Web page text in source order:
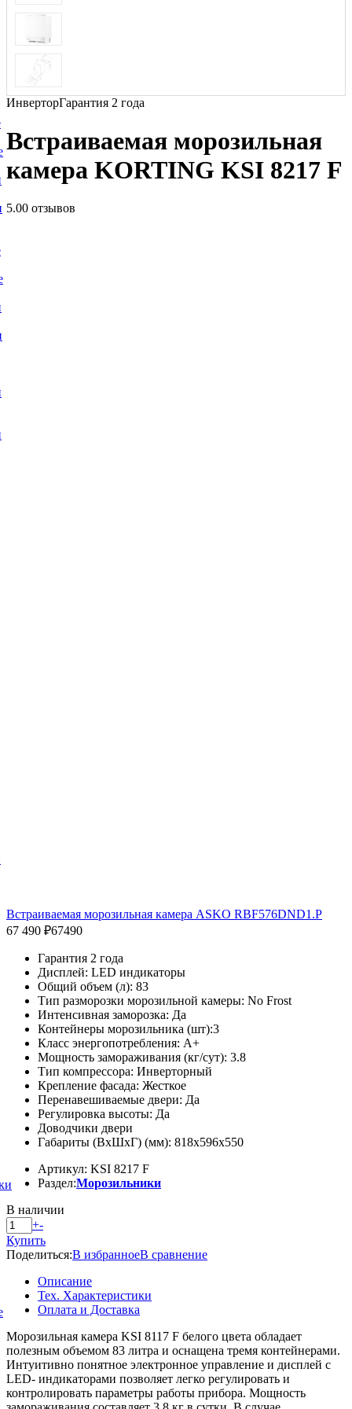
ИнверторГарантия 2 года
Встраиваемая морозильная
камера KORTING KSI 8217 F
5.00 отзывов
Встраиваемая морозильная камера ASKO RBF576DND1.P
67 490 ₽67490
Гарантия 2 года
Дисплей: LED индикаторы
Общий объем (л): 83
Тип разморозки морозильной камеры: No Frost
Интенсивная заморозка: Да
Контейнеры морозильника (шт):3
Класс энергопотребления: A+
Мощность замораживания (кг/сут): 3.8
Тип компрессора: Инверторный
Крепление фасада: Жесткое
Перенавешиваемые двери: Да
Регулировка высоты: Да
Доводчики двери
Габариты (ВхШхГ) (мм): 818х596х550
Артикул: KSI 8217 F
Раздел:Морозильники
В наличии
+-
Купить
Поделиться:В избранноеВ сравнение
Описание
Тех. Характеристики
Оплата и Доставка
Морозильная камера KSI 8117 F белого цвета обладает
полезным объемом 83 литра и оснащена тремя контейнерами.
Интуитивно понятное электронное управление и дисплей с
LED- индикаторами позволяет легко регулировать и
контролировать параметры работы прибора. Мощность